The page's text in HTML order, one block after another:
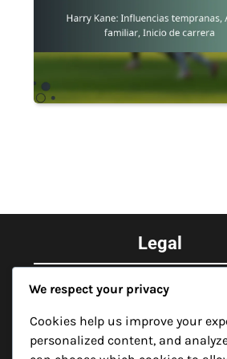
Legal
Tu privacidad
Cookies y seguimiento
Términos de servicio
We respect your privacy
Cookies help us improve your
personalized content, and